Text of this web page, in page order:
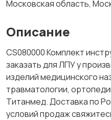
Московская область,
Описание
CS080000 Комплект
заказать для ЛПУ у
изделий медицинского
травматологии,
Титанмед. Доставка по
условий продаж